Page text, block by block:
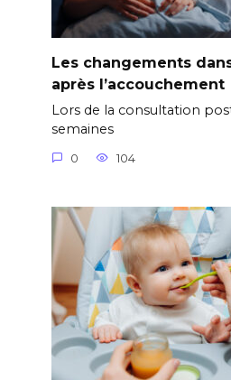
Les changements
après l’accouchement
Lors de la consultation
semaines
0 104